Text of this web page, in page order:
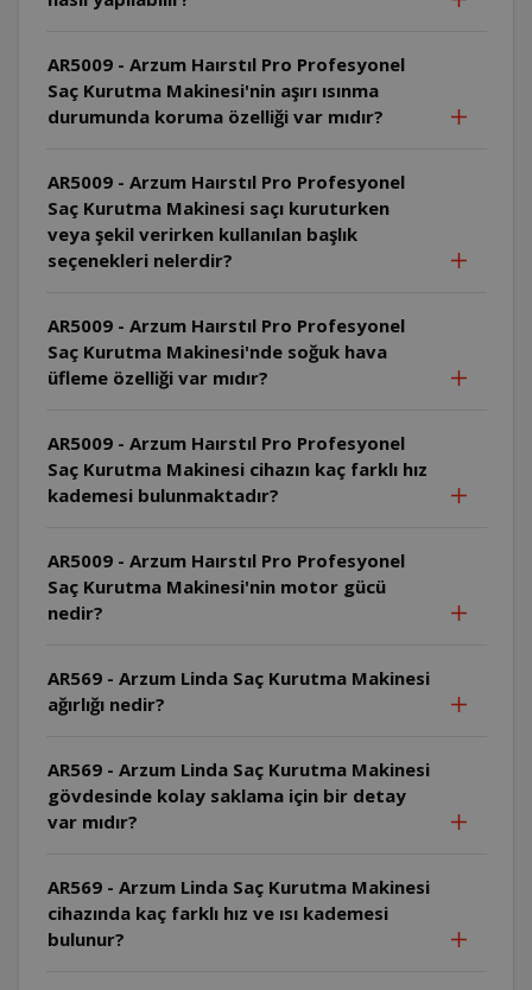
AR5009 - Arzum Haırstıl Pro Profesyonel
Saç Kurutma Makinesi'nin aşırı ısınma
durumunda koruma özelliği var mıdır?
AR5009 - Arzum Haırstıl Pro Profesyonel
Saç Kurutma Makinesi saçı kuruturken
veya şekil verirken kullanılan başlık
seçenekleri nelerdir?
AR5009 - Arzum Haırstıl Pro Profesyonel
Saç Kurutma Makinesi'nde soğuk hava
üfleme özelliği var mıdır?
AR5009 - Arzum Haırstıl Pro Profesyonel
Saç Kurutma Makinesi cihazın kaç farklı hız
kademesi bulunmaktadır?
AR5009 - Arzum Haırstıl Pro Profesyonel
Saç Kurutma Makinesi'nin motor gücü
nedir?
AR569 - Arzum Linda Saç Kurutma Makinesi
ağırlığı nedir?
AR569 - Arzum Linda Saç Kurutma Makinesi
gövdesinde kolay saklama için bir detay
var mıdır?
AR569 - Arzum Linda Saç Kurutma Makinesi
cihazında kaç farklı hız ve ısı kademesi
bulunur?